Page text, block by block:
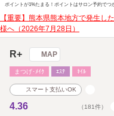
ポイントが1%たまる！ ポイントはサロン予約でつ
【重要】熊本県熊本地方で発生し
様へ（2026年7月28日）
R+ MAP
まつげ･ﾒｲｸ ｴｽﾃ ﾈｲﾙ
スマート支払いOK
4.36 （181件）